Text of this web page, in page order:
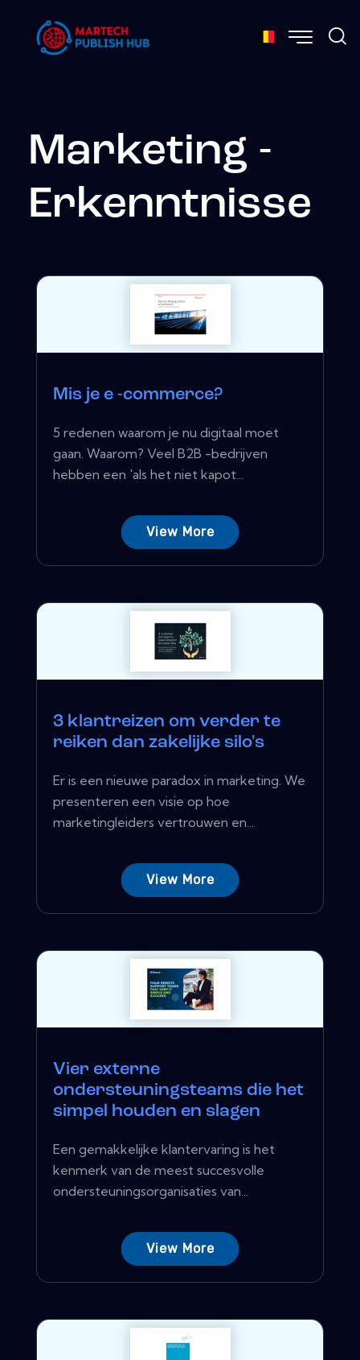
Marketing -
Erkenntnisse
Mis je e -commerce?
5 redenen waarom je nu digitaal moet
gaan. Waarom? Veel B2B -bedrijven
hebben een 'als het niet kapot...
View More
3 klantreizen om verder te
reiken dan zakelijke silo's
Er is een nieuwe paradox in marketing. We
presenteren een visie op hoe
marketingleiders vertrouwen en...
View More
Vier externe
ondersteuningsteams die het
simpel houden en slagen
Een gemakkelijke klantervaring is het
kenmerk van de meest succesvolle
ondersteuningsorganisaties van...
View More